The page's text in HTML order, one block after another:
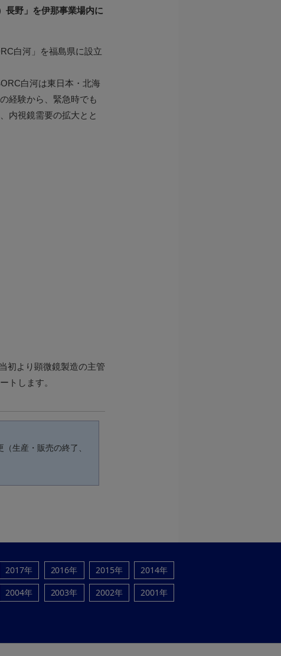
長野」を伊那事業場内に
白河」を福島県に設立
白河は東日本・北海
経験から、緊急時でも
内視鏡需要の拡大とと
初より顕微鏡製造の主管
トします。
生産・販売の終了、
2017年 2016年 2015年
2014年
2004年 2003年 2002年
2001年